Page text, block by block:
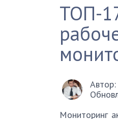
ТОП-
Автор:
Мониторинг